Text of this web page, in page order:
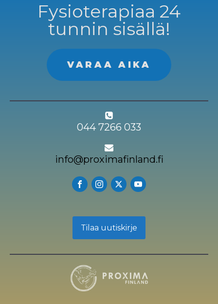
Fysioterapiaa 24
tunnin sisällä!
VARAA AIKA
044 7266 033
info@proximafinland.fi
Tilaa uutiskirje